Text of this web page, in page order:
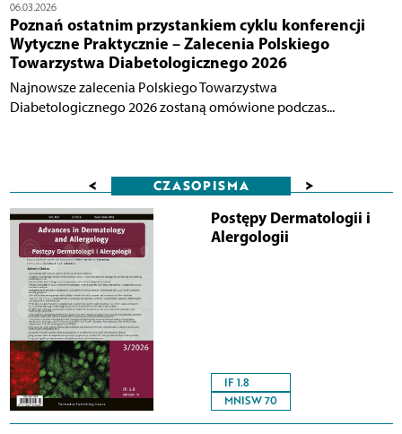
06.03.2026
Poznań ostatnim przystankiem cyklu konferencji
Wytyczne Praktycznie – Zalecenia Polskiego
Towarzystwa Diabetologicznego 2026
Najnowsze zalecenia Polskiego Towarzystwa
Diabetologicznego 2026 zostaną omówione podczas...
< CZASOPISMA >
Postępy Dermatologii i
Alergologii
IF 1.8
MNISW 70